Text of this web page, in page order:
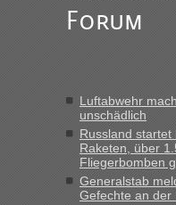
Alleinreisende Männer
Milliarden aufgedeckt
„Kein Zoll. Du musst an
und du nicht damit
Originalverpackt ist und
keine Probleme geben“
Forum
Luftabwehr
unschädlich
Russland startet
Raketen, über
Fliegerbomben
Generalstab
Gefechte an der